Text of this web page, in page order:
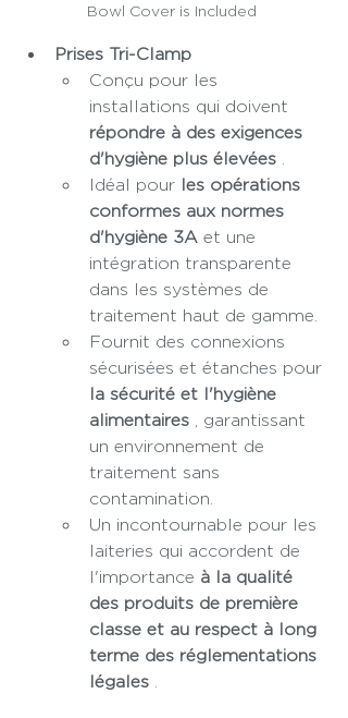
Bowl Cover is Included
Prises Tri-Clamp
Conçu pour les
installations qui doivent
répondre à des exigences
d'hygiène plus élevées
Idéal pour les opérations
conformes aux normes
d'hygiène 3A et une
intégration transparente
dans les systèmes de
traitement haut de gamme.
Fournit des connexions
sécurisées et étanches pour
la sécurité et l'hygiène
alimentaires , garantissant
un environnement de
traitement sans
contamination.
Un incontournable pour les
laiteries qui accordent de
l'importance à la qualité
des produits de première
classe et au respect à long
terme des réglementations
légales